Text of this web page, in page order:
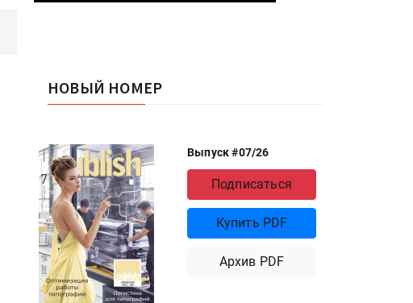
НОВЫЙ НОМЕР
Выпуск #07/26
Подписаться
Купить PDF
Архив PDF